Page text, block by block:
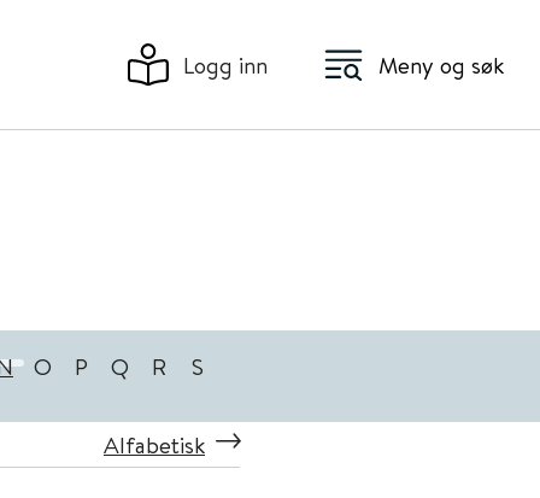
Logg inn Meny og søk
O P Q R S
Alfabetisk